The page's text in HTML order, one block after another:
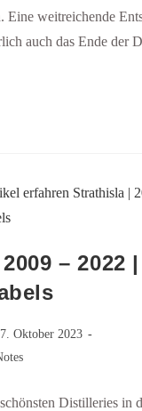
Eine weitreichende
auch das Ende der
– 2022
Oktober 2023
Distilleries in